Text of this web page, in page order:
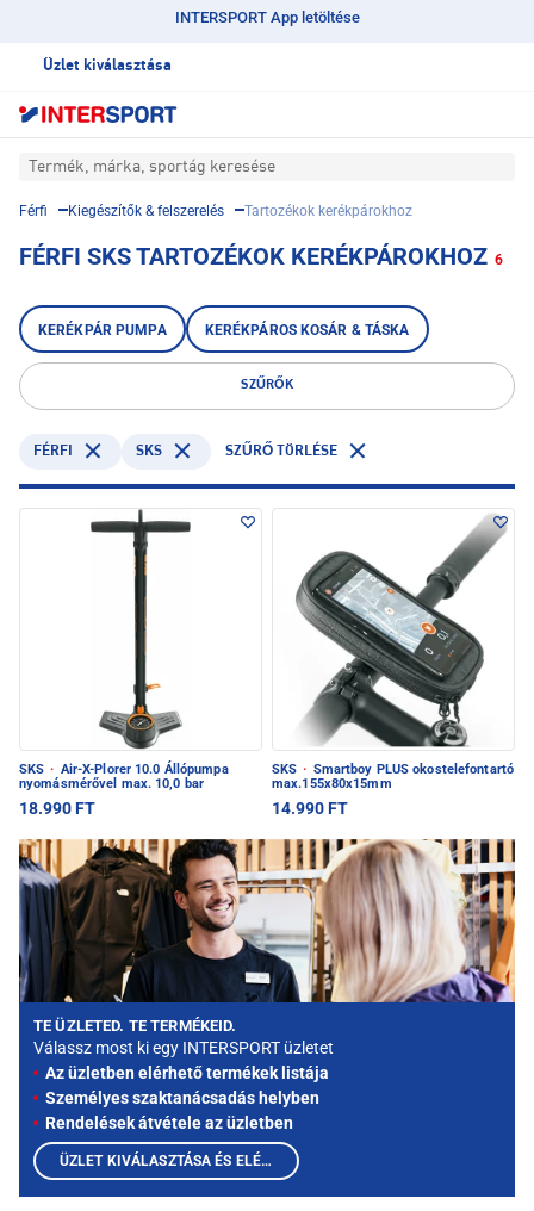
INTERSPORT App letöltése
Üzlet kiválasztása
Termék, márka, sportág keresése
Férfi Kiegészítők & felszerelés Tartozékok kerékpárokhoz
FÉRFI SKS TARTOZÉKOK KERÉKPÁROKHOZ 6
KERÉKPÁR PUMPA KERÉKPÁROS KOSÁR & TÁSKA
SZŰRŐK
FÉRFI SKS SZŰRŐ TÖRLÉSE
SKS · Air-X-Plorer 10.0 Állópumpa
nyomásmérővel max. 10,0 bar
18.990 FT
SKS · Smartboy PLUS okostelefontartó
max.155x80x15mm
14.990 FT
TE ÜZLETED. TE TERMÉKEID.
Válassz most ki egy INTERSPORT üzletet
Az üzletben elérhető termékek listája
Személyes szaktanácsadás helyben
Rendelések átvétele az üzletben
ÜZLET KIVÁLASZTÁSA ÉS ELÉRHETŐ TERMÉKEK MEGTEKINTÉSE